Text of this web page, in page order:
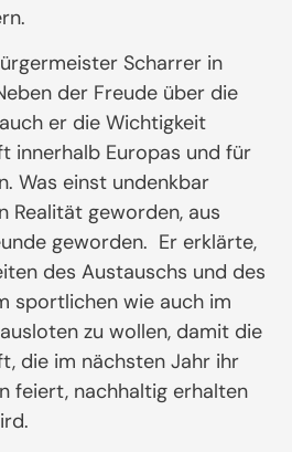
Scharrer in
der Freude über die
er die Wichtigkeit
innerhalb Europas und für
Was einst undenkbar
Realität geworden, aus
geworden. Er erklärte,
des Austauschs und des
sportlichen wie auch im
zu wollen, damit die
die im nächsten Jahr ihr
feiert, nachhaltig erhalten